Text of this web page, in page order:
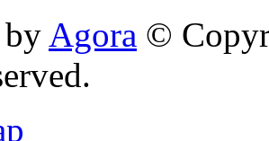
by Agora ©